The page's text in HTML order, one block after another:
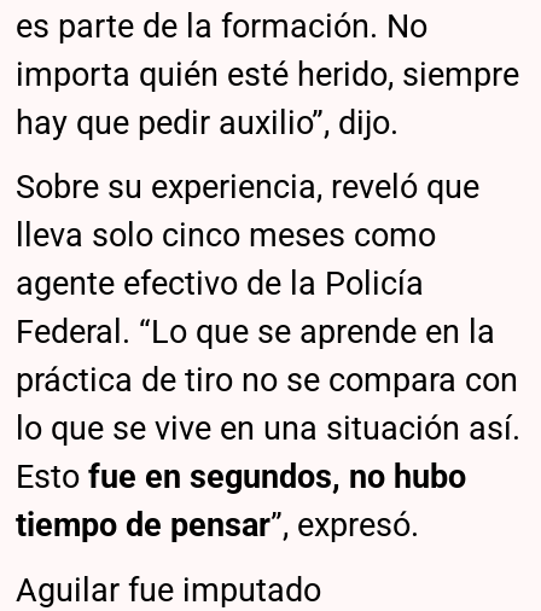
es parte de la formación. No
importa quién esté herido, siempre
hay que pedir auxilio”, dijo.
Sobre su experiencia, reveló que
lleva solo cinco meses como
agente efectivo de la Policía
Federal. “Lo que se aprende en la
práctica de tiro no se compara con
lo que se vive en una situación así.
Estofue en segundos, no hubo
tiempo de pensar”, expresó.
Aguilar fue imputado